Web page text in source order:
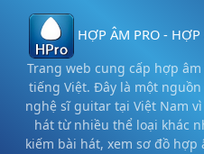
HỢP ÂM PRO -
Trang web cung cấp hợp
tiếng Việt. Đây là một
nghệ sĩ guitar tại Việt Nam
hát từ nhiều thể loại khác
kiếm bài hát, xem sơ đồ hợp